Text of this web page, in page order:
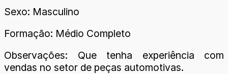
Sexo: Masculino
Formação: Médio Completo
Observações: Que tenha experiência com
vendas no setor de peças automotivas.